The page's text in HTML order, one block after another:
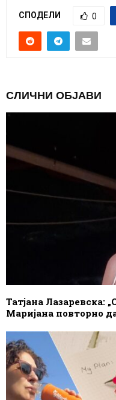
СПОДЕЛИ 0
СЛИЧНИ ОБЈАВИ
Татјана Лазаревска:
Маријана повторно